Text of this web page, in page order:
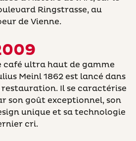
Ringstrasse, au
de Vienne.
café ultra haut de gamme
Meinl 1862 est lancé dans
restauration. Il se caractérise
son goût exceptionnel, son
unique et sa technologie
cri.